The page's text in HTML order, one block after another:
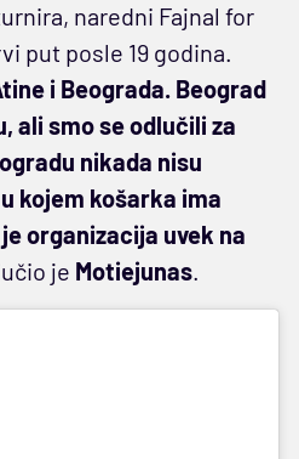
naredni Fajnal for
put posle 19 godina.
i Beograda. Beograd
ali smo se odlučili za
nikada nisu
kojem košarka ima
organizacija uvek na
je Motiejunas.